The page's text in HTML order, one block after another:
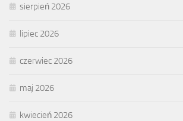
sierpień 2026
lipiec 2026
czerwiec 2026
maj 2026
kwiecień 2026